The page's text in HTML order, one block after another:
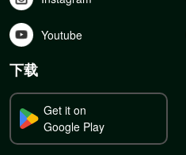
Youtube
下载
Get it on
Google Play